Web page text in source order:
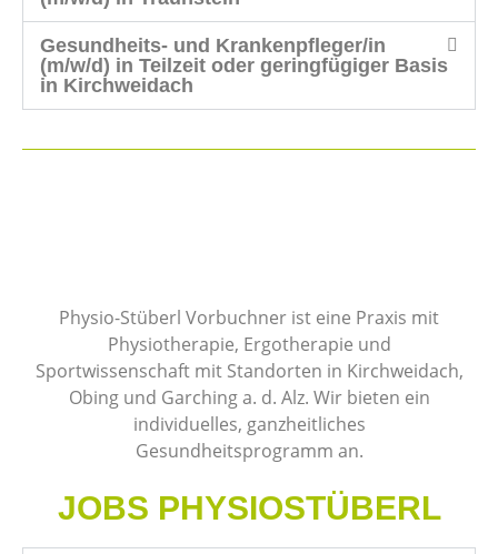
Gesundheits- und Krankenpfleger/in
(m/w/d) in Teilzeit oder geringfügiger Basis
in Kirchweidach
Physio-Stüberl Vorbuchner ist eine Praxis mit
Physiotherapie, Ergotherapie und
Sportwissenschaft mit Standorten in Kirchweidach,
Obing und Garching a. d. Alz. Wir bieten ein
individuelles, ganzheitliches
Gesundheitsprogramm an.
JOBS PHYSIOSTÜBERL